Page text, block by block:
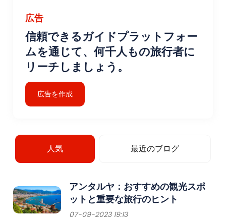
広告
信頼できるガイドプラットフォー
ムを通じて、何千人もの旅行者に
リーチしましょう。
広告を作成
人気 最近のブログ
アンタルヤ：おすすめの観光スポ
ットと重要な旅行のヒント
07-09-2023 19:13